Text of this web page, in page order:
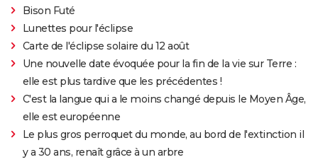
Bison Futé
Lunettes pour l'éclipse
Carte de l'éclipse solaire du 12 août
Une nouvelle date évoquée pour la fin de la vie sur Terre :
elle est plus tardive que les précédentes !
C'est la langue qui a le moins changé depuis le Moyen Âge,
elle est européenne
Le plus gros perroquet du monde, au bord de l'extinction il
y a 30 ans, renaît grâce à un arbre